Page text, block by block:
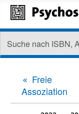
Freie
Assoziation